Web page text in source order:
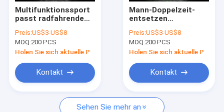
Multifunktionssport
passt radfahrende
Stoppuhr-3ATM im
Freien für Mann auf
Preis:US$3-US$8
MOQ:200 PCS
Kontakt
Mann-Doppelzeit-
entsetzen
Uhren Stoppuhr-
radfahrende das
Kampieren der Art-
3ATM im Freien
Preis:US$3-US$8
MOQ:200 PCS
Kontakt
Sehen Sie mehr an